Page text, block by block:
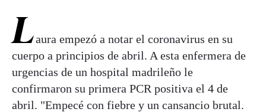
Laura empezó a notar el coronavirus en su
cuerpo a principios de abril. A esta enfermera de
urgencias de un hospital madrileño le
confirmaron su primera PCR positiva el 4 de
abril. "Empecé con fiebre y un cansancio brutal.